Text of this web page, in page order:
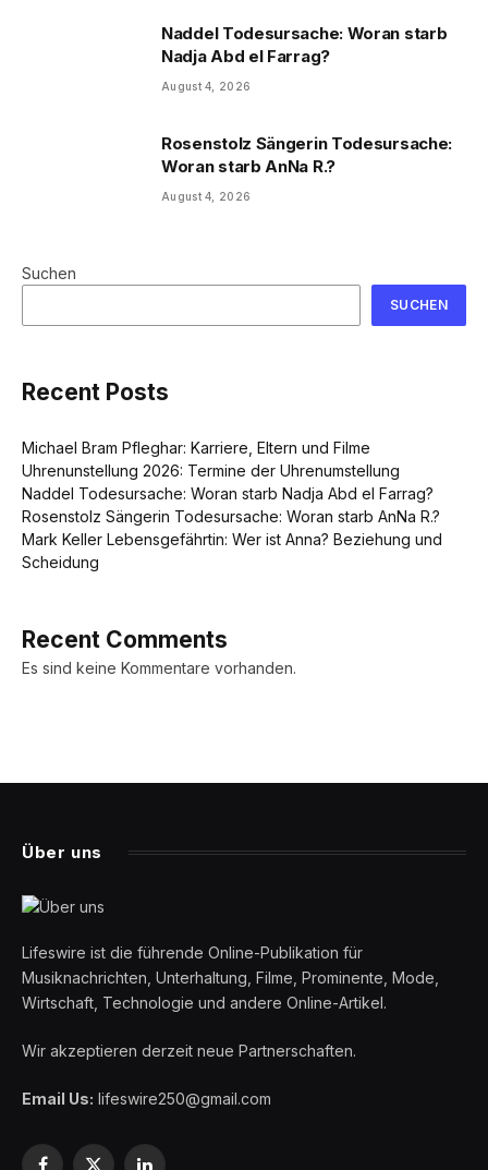
Naddel Todesursache: Woran starb
Nadja Abd el Farrag?
August 4, 2026
Rosenstolz Sängerin Todesursache:
Woran starb AnNa R.?
August 4, 2026
Suchen
SUCHEN
Recent Posts
Michael Bram Pfleghar: Karriere, Eltern und Filme
Uhrenunstellung 2026: Termine der Uhrenumstellung
Naddel Todesursache: Woran starb Nadja Abd el Farrag?
Rosenstolz Sängerin Todesursache: Woran starb AnNa R.?
Mark Keller Lebensgefährtin: Wer ist Anna? Beziehung und
Scheidung
Recent Comments
Es sind keine Kommentare vorhanden.
Über uns
Lifeswire ist die führende Online-Publikation für
Musiknachrichten, Unterhaltung, Filme, Prominente, Mode,
Wirtschaft, Technologie und andere Online-Artikel.
Wir akzeptieren derzeit neue Partnerschaften.
Email Us: lifeswire250@gmail.com